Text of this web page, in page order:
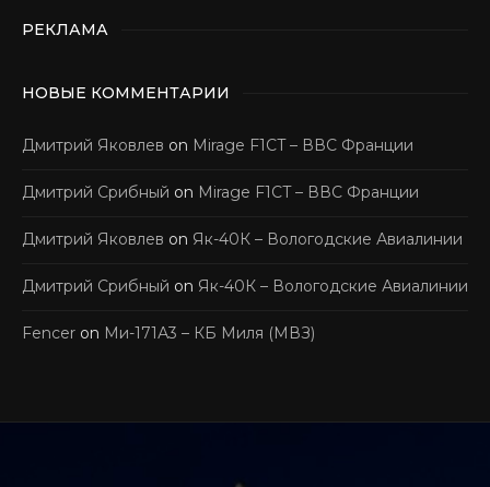
РЕКЛАМА
НОВЫЕ КОММЕНТАРИИ
Дмитрий Яковлев on Mirage F1CT – ВВС Франции
Дмитрий Срибный on Mirage F1CT – ВВС Франции
Дмитрий Яковлев on Як-40К – Вологодские Авиалинии
Дмитрий Срибный on Як-40К – Вологодские Авиалинии
Fencer on Ми-171А3 – КБ Миля (МВЗ)